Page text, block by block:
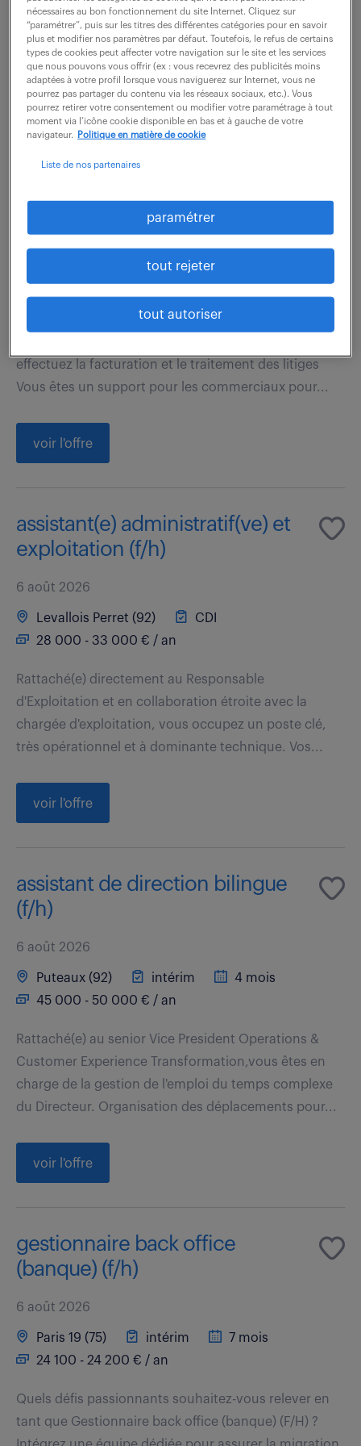
ADV , vos missions principales seront les suivantes: -
Traitement et suivi des commandes des clients -
Traitement des expéditions avec les...
voir l'offre
36 000 - 50 000 € / an
Vous enregistrez et suivez les commandes. Vous
effectuez la facturation et le traitement des litiges
Vous êtes un support pour les commerciaux pour...
voir l'offre
assistant(e) administratif(ve) et
exploitation (f/h)
6 août 2026
Levallois Perret (92)
CDI
28 000 - 33 000 € / an
Rattaché(e) directement au Responsable
d'Exploitation et en collaboration étroite avec la
chargée d'exploitation, vous occupez un poste clé,
très opérationnel et à dominante technique. Vos...
voir l'offre
assistant de direction bilingue
(f/h)
6 août 2026
Puteaux (92) intérim
4 mois
45 000 - 50 000 € / an
Rattaché(e) au senior Vice President Operations &
Customer Experience Transformation,vous êtes en
charge de la gestion de l'emploi du temps complexe
du Directeur. Organisation des déplacements pour...
voir l'offre
gestionnaire back office
(banque) (f/h)
6 août 2026
Paris 19 (75) intérim
7 mois
24 100 - 24 200 € / an
Quels défis passionnants souhaitez-vous relever en
tant que Gestionnaire back office (banque) (F/H) ?
nécessaires au bon fonctionnement du site Internet. Cliquez sur
“paramétrer”, puis sur les titres des différentes catégories pour en savoir
plus et modifier nos paramètres par défaut. Toutefois, le refus de certains
types de cookies peut affecter votre navigation sur le site et les services
que nous pouvons vous offrir (ex : vous recevrez des publicités moins
adaptées à votre profil lorsque vous naviguerez sur Internet, vous ne
pourrez pas partager du contenu via les réseaux sociaux, etc.). Vous
pourrez retirer votre consentement ou modifier votre paramétrage à tout
moment via l’icône cookie disponible en bas et à gauche de votre
navigateur.
Politique en matière de cookie
Liste de nos partenaires
paramétrer
tout rejeter
tout autoriser